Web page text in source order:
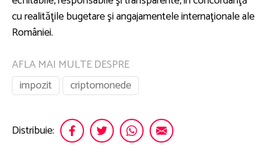
cu realităţile bugetare şi angajamentele internaţionale ale
României.
AFLA MAI MULTE DESPRE
impozit
criptomonede
Distribuie: